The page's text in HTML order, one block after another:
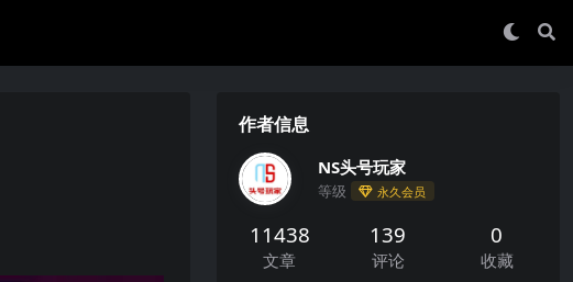
作者信息
NS头号玩家
等级 永久会员
11438
文章
139
评论
0
收藏